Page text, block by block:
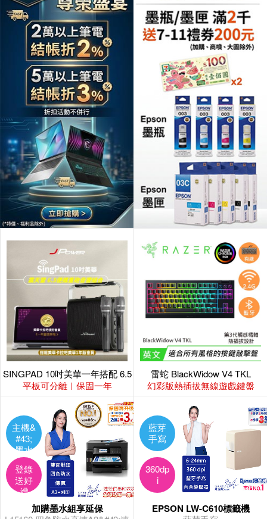
SINGPAD 10吋美華一年搭配 6.5
便攜重砲
平板可分離｜保固一年
雷蛇 BlackWidow V4 TKL
幻彩版熱插拔無線遊戲鍵盤
主機&
#43;
墨水
組
登錄
送好
禮
加購墨水組享延保
藍芽
手寫
360dp
i
EPSON LW-C610標籤機